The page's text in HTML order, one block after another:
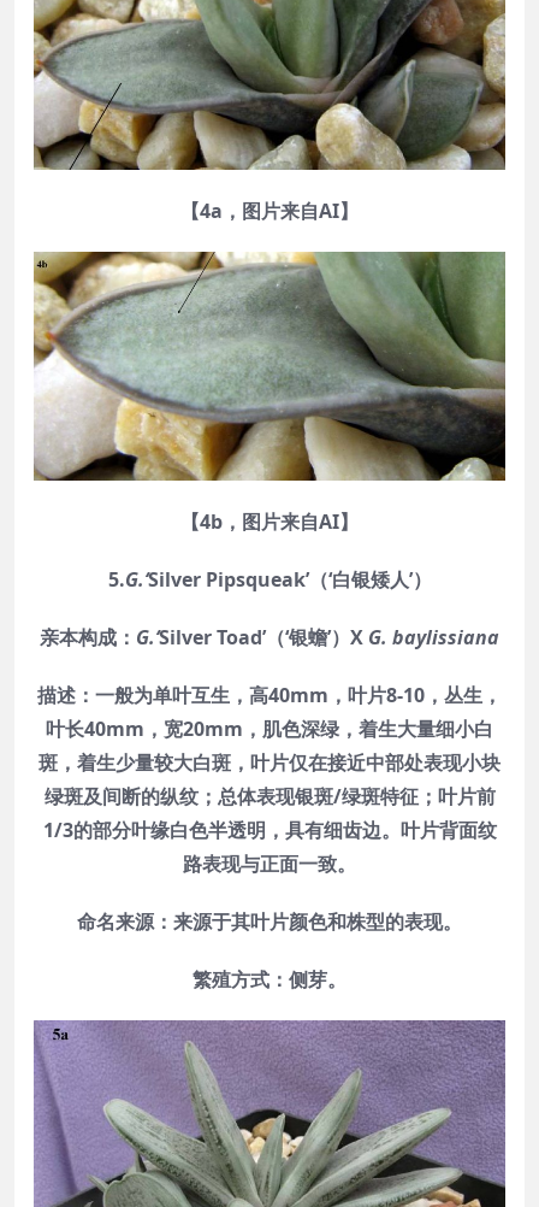
【4a，图片来自AI】
【4b，图片来自AI】
5.G.‘Silver Pipsqueak’（‘白银矮人’）
亲本构成： G.‘Silver Toad’（‘银蟾’）X G. baylissiana
描述：一般为单叶互生，高40mm，叶片8-10，丛生，
叶长40mm，宽20mm，肌色深绿，着生大量细小白
斑，着生少量较大白斑，叶片仅在接近中部处表现小块
绿斑及间断的纵纹；总体表现银斑/绿斑特征；叶片前
1/3的部分叶缘白色半透明，具有细齿边。叶片背面纹
路表现与正面一致。
命名来源：来源于其叶片颜色和株型的表现。
繁殖方式：侧芽。